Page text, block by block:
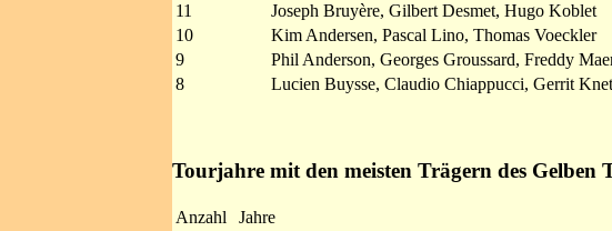
11
Joseph Bruyère, Gilbert Desmet, Hugo Koblet
10
Kim Andersen, Pascal Lino, Thomas Voeckler
9
Phil Anderson, Georges Groussard, Freddy
8
Lucien Buysse, Claudio Chiappucci, Gerrit
Tourjahre mit den meisten Trägern des Gelben
Anzahl
Jahre